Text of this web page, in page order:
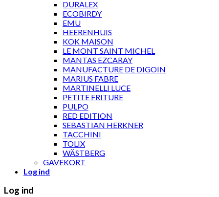
DURALEX
ECOBIRDY
EMU
HEERENHUIS
KOK MAISON
LE MONT SAINT MICHEL
MANTAS EZCARAY
MANUFACTURE DE DIGOIN
MARIUS FABRE
MARTINELLI LUCE
PETITE FRITURE
PULPO
RED EDITION
SEBASTIAN HERKNER
TACCHINI
TOLIX
WÄSTBERG
GAVEKORT
Log ind
Log ind